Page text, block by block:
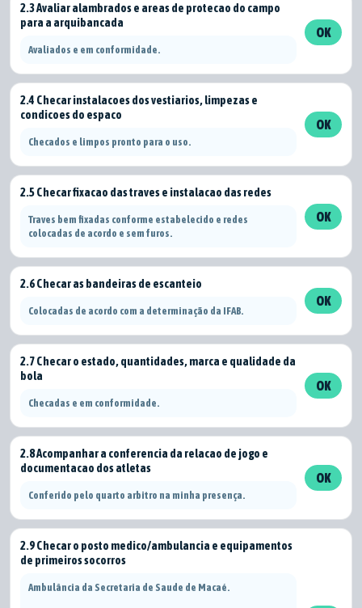
2.3 Avaliar alambrados e areas de protecao do campo
para a arquibancada
Avaliados e em conformidade.
OK
2.4 Checar instalacoes dos vestiarios, limpezas e
condicoes do espaco
Checados e limpos pronto para o uso.
OK
2.5 Checar fixacao das traves e instalacao das redes
Traves bem fixadas conforme estabelecido e redes
colocadas de acordo e sem furos.
OK
2.6 Checar as bandeiras de escanteio
Colocadas de acordo com a determinação da IFAB.
OK
2.7 Checar o estado, quantidades, marca e qualidade da
bola
Checadas e em conformidade.
OK
2.8 Acompanhar a conferencia da relacao de jogo e
documentacao dos atletas
Conferido pelo quarto arbitro na minha presença.
OK
2.9 Checar o posto medico/ambulancia e equipamentos
de primeiros socorros
Ambulância da Secretaria de Saude de Macaé.